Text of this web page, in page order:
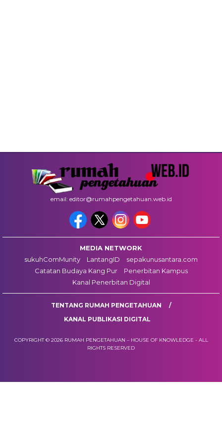
email: editor@rumahpengetahuan.web.id
MEDIA NETWORK
sukuhComMunity
LantangID
sepakunusantara.com
Catatan Budaya Kang Pur
Penerbitan Kampus
Kanal Penerbitan Digital
TENTANG RUMAH PENGETAHUAN
KANAL PUBLIKASI DIGITAL
COPYRIGHT © 2026 RUMAH PENGETAHUAN – HOUSE OF KNOWLEDGE - ALL
RIGHTS RESERVED